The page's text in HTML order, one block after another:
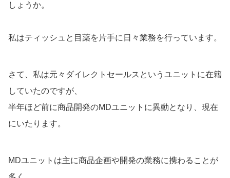
しょうか。
私はティッシュと目薬を片手に日々業務を行っています。
さて、私は元々ダイレクトセールスというユニットに在籍
していたのですが、
半年ほど前に商品開発のMDユニットに異動となり、現在
にいたります。
MDユニットは主に商品企画や開発の業務に携わることが